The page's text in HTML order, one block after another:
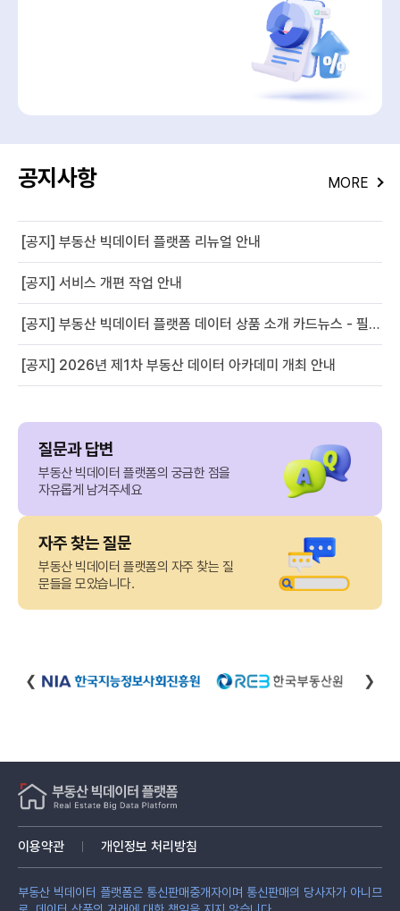
공지사항 MORE
[공지] 부동산 빅데이터 플랫폼 리뉴얼 안내
[공지] 서비스 개편 작업 안내
[공지] 부동산 빅데이터 플랫폼 데이터 상품 소개 카드뉴스 - 필지별 경사도 정보
[공지] 2026년 제1차 부동산 데이터 아카데미 개최 안내
질문과 답변
부동산 빅데이터 플랫폼의 궁금한 점을
자유롭게 남겨주세요
자주 찾는 질문
부동산 빅데이터 플랫폼의 자주 찾는 질
문들을 모았습니다.
❮ ❯
이용약관 개인정보 처리방침
부동산 빅데이터 플랫폼은 통신판매중개자이며 통신판매의 당사자가 아니므